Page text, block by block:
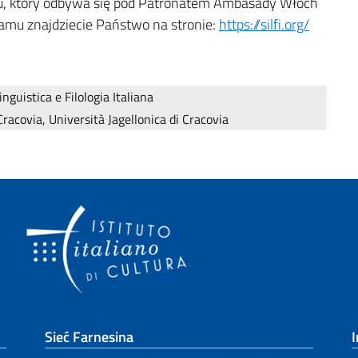
znajdziecie Państwo na stronie: https://silfi.org/
e Filologia Italiana
Università Jagellonica di Cracovia
Sieć Farnesina